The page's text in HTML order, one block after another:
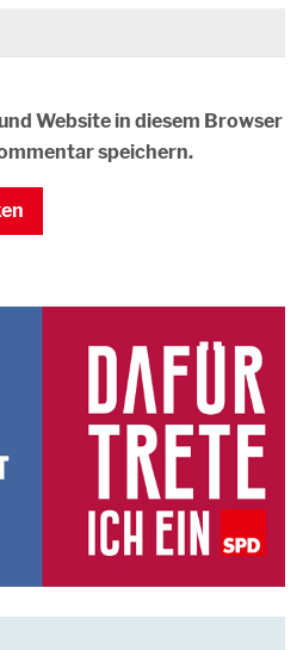
Website in diesem Browser
speichern.